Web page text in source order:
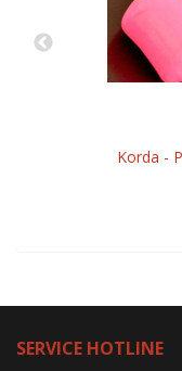
Korda -
SERVICE HOTLINE